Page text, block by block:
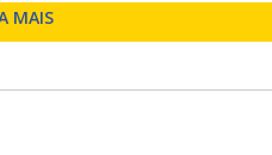
MAIS